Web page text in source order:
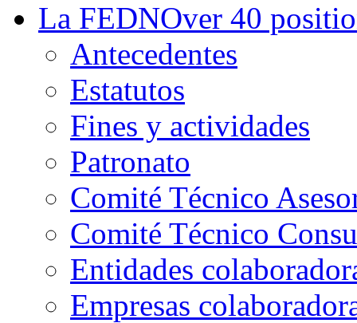
La FEDNOver 40
Antecedentes
Estatutos
Fines y actividades
Patronato
Comité Técnico
Comité Técnico
Entidades
Empresas